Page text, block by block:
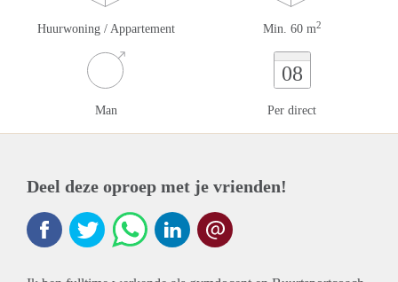
Huurwoning / Appartement Min. 60 m2
Man
08
Per direct
Deel deze oproep met je vrienden!